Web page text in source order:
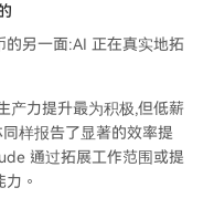
的另一面:AI 正在真实地拓
产力提升最为积极,但低薪
样报告了显著的效率提
通过拓展工作范围或提
。